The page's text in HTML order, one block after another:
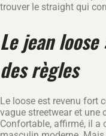
trouver le straight qui
Le jean
des règles
Le loose est revenu fort
vague streetwear et une
Confortable, affirmé, il a